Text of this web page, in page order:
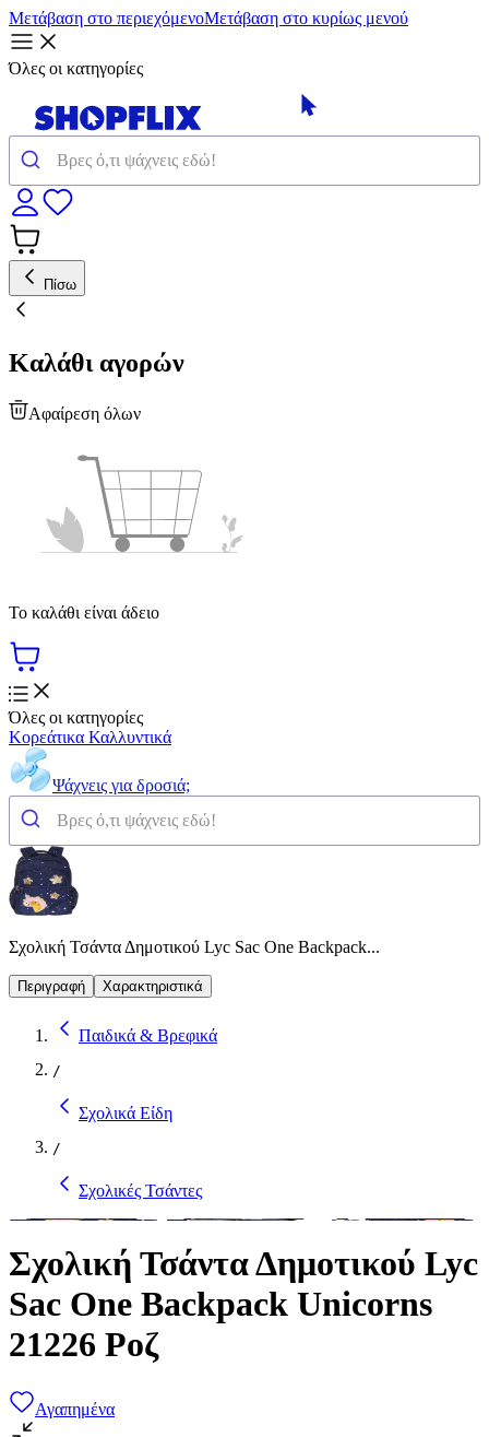
Μετάβαση στο περιεχόμενοΜετάβαση στο κυρίως μενού
Όλες οι κατηγορίες
Πίσω
Καλάθι αγορών
Αφαίρεση όλων
Το καλάθι είναι άδειο
Όλες οι κατηγορίες
Κορεάτικα Καλλυντικά
Ψάχνεις για δροσιά;
Σχολική Τσάντα Δημοτικού Lyc Sac One Backpack...
Περιγραφή Χαρακτηριστικά
Παιδικά & Βρεφικά
/
Σχολικά Είδη
/
Σχολικές Τσάντες
Σχολική Τσάντα Δημοτικού Lyc
Sac One Backpack Unicorns
21226 Ροζ
Αγαπημένα